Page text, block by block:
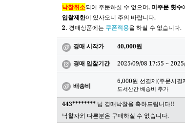
낙찰취소되어 주문하실 수 없으며, 미주문 횟수
입찰제한이 있사오니 주의 바랍니다.
2. 경매상품에는 쿠폰적용을 하실 수 없습니다.
경매 시작가 40,000원
경매 입찰기간 2025/09/08 17:55 ~
배송비
6,000원 선결제(주문시결
도서산간 배송비 추가
443******** 님 경매낙찰을 축하드립니다!!
낙찰자외 다른분은 구매하실 수 없습니다.